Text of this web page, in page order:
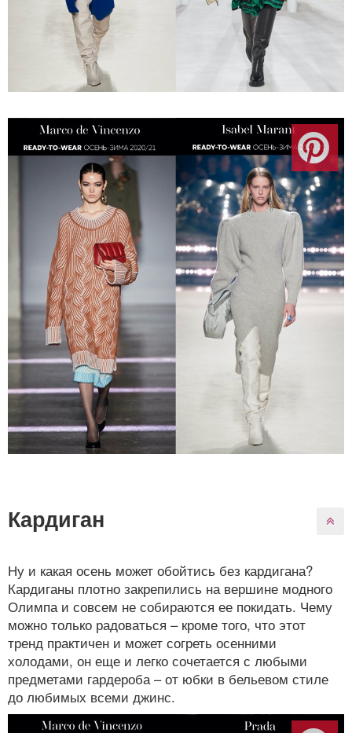
Кардиган
Ну и какая осень может обойтись без кардигана?
Кардиганы плотно закрепились на вершине модного
Олимпа и совсем не собираются ее покидать. Чему
можно только радоваться – кроме того, что этот
тренд практичен и может согреть осенними
холодами, он еще и легко сочетается с любыми
предметами гардероба – от юбки в бельевом стиле
до любимых всеми джинс.